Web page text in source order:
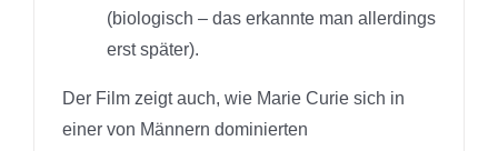
(biologisch – das erkannte man allerdings
erst später).
Der Film zeigt auch, wie Marie Curie sich in
einer von Männern dominierten